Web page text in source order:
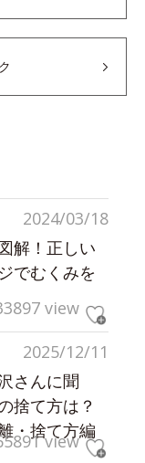
2024/03/18
解！正しい
でむくみを
view
2025/12/11
さんに聞
捨て方は？
・捨て方編
view